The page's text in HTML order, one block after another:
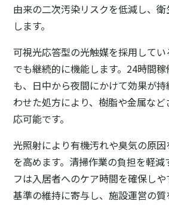
由来の二次汚染リスクを低減し、
します。
可視光応答型の光触媒を採用して
でも継続的に機能します。24時間
も、日中から夜間にかけて効果が
わせた処方により、樹脂や金属な
応可能です。
光照射により有機汚れや臭気の原
を高めます。清掃作業の負担を軽減
フは入居者へのケア時間を確保し
基準の維持に寄与し、施設運営の質